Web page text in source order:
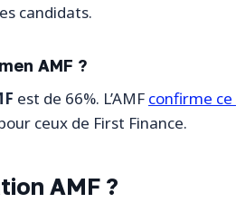
candidats.
AMF ?
est de 66%. L’AMF confirme
ceux de First Finance.
AMF ?